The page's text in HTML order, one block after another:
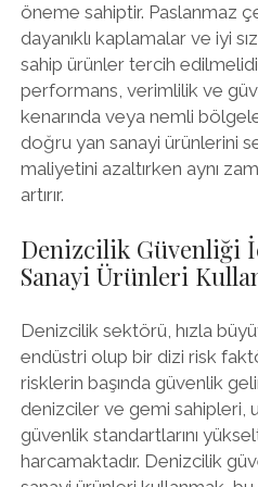
öneme sahiptir. Paslanmaz
dayanıklı kaplamalar ve iyi
sahip ürünler tercih
performans, verimlilik ve
kenarında veya nemli
doğru yan sanayi ürünlerini
maliyetini azaltırken aynı
artırır.
Denizcilik Güvenliği
Sanayi Ürünleri
Denizcilik sektörü, hızla
endüstri olup bir dizi risk
risklerin başında güvenlik
denizciler ve gemi sahipleri,
güvenlik standartlarını
harcamaktadır. Denizcilik